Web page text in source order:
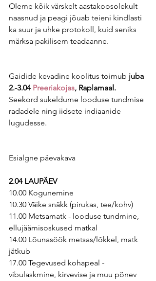
Oleme kõik värskelt aastakoosolekult
naasnud ja peagi jõuab teieni kindlasti
ka suur ja uhke protokoll, kuid seniks
märksa pakilisem teadaanne.
Gaidide kevadine koolitus toimub juba
2.-3.04 Preeriakojas, Raplamaal.
Seekord sukeldume looduse tundmise
radadele ning iidsete indiaanide
lugudesse.
Esialgne päevakava
2.04 LAUPÄEV
10.00 Kogunemine
10.30 Väike snäkk (pirukas, tee/kohv)
11.00 Metsamatk - looduse tundmine,
ellujäämisoskused matkal
14.00 Lõunasöök metsas/lõkkel, matk
jätkub
17.00 Tegevused kohapeal -
vibulaskmine, kirvevise ja muu põnev